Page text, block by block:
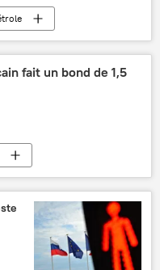
Irak
fait un bond de 1,5